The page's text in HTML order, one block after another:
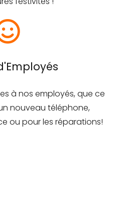
à nos employés, que ce
nouveau téléphone,
ou pour les réparations!